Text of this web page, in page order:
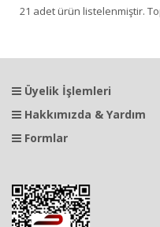
21 adet ürün listelenmiştir.
Üyelik İşlemleri
Hakkımızda & Yardım
Formlar